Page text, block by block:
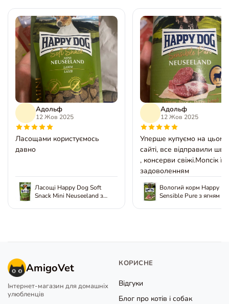
Адольф
12 Жов 2025
Ласощами користуємось
давно
Ласощі Happy Dog Soft
Snack Mini Neuseeland з
Адольф
12 Жов 2025
Уперше купуємо на цьому
сайті, все відправили
, консерви свіжі.Мопсік їв
задоволенням
Вологий корм Happy
Sensible Pure з ягням
AmigoVet
Інтернет-магазин для домашніх
улюбленців
КОРИСНЕ
Відгуки
Блог про котів і собак